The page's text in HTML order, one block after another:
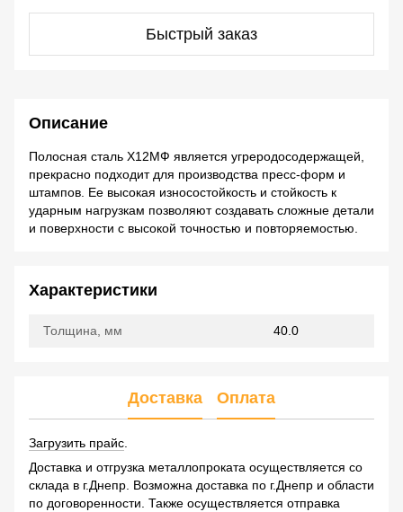
Быстрый заказ
Описание
Полосная сталь Х12МФ является угреродосодержащей,
прекрасно подходит для производства пресс-форм и
штампов. Ее высокая износостойкость и стойкость к
ударным нагрузкам позволяют создавать сложные детали
и поверхности с высокой точностью и повторяемостью.
Характеристики
Толщина, мм 40.0
Доставка Оплата
Загрузить прайс
Доставка и отгрузка металлопроката осуществляется со
склада в г.Днепр. Возможна доставка по г.Днепр и области
по договоренности. Также осуществляется отправка